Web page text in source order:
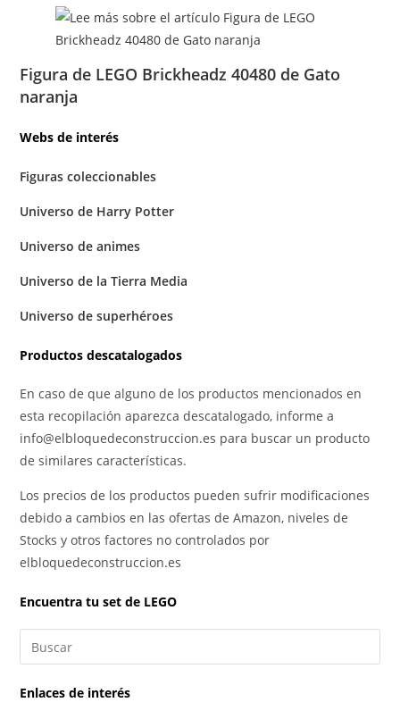
Figura de LEGO Brickheadz 40480 de Gato
naranja
Webs de interés
Figuras coleccionables
Universo de Harry Potter
Universo de animes
Universo de la Tierra Media
Universo de superhéroes
Productos descatalogados
En caso de que alguno de los productos mencionados en
esta recopilación aparezca descatalogado, informe a
info@elbloquedeconstruccion.es para buscar un producto
de similares características.
Los precios de los productos pueden sufrir modificaciones
debido a cambios en las ofertas de Amazon, niveles de
Stocks y otros factores no controlados por
elbloquedeconstruccion.es
Encuentra tu set de LEGO
Enlaces de interés